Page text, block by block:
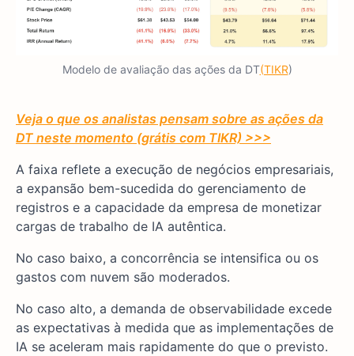
Modelo de avaliação das ações da DT(TIKR)
Veja o que os analistas pensam sobre as ações da
DT neste momento (grátis com TIKR) >>>
A faixa reflete a execução de negócios empresariais,
a expansão bem-sucedida do gerenciamento de
registros e a capacidade da empresa de monetizar
cargas de trabalho de IA autêntica.
No caso baixo, a concorrência se intensifica ou os
gastos com nuvem são moderados.
No caso alto, a demanda de observabilidade excede
as expectativas à medida que as implementações de
IA se aceleram mais rapidamente do que o previsto.